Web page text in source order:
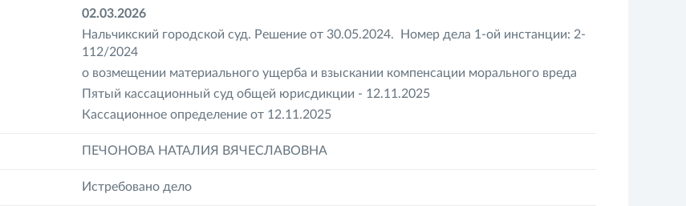
02.03.2026
Нальчикский городской суд. Решение от 30.05.2024. Номер дела 1-ой инстанции: 2-
112/2024
о возмещении материального ущерба и взыскании компенсации морального вреда
Пятый кассационный суд общей юрисдикции - 12.11.2025
Кассационное определение от 12.11.2025
ПЕЧОНОВА НАТАЛИЯ ВЯЧЕСЛАВОВНА
Истребовано дело